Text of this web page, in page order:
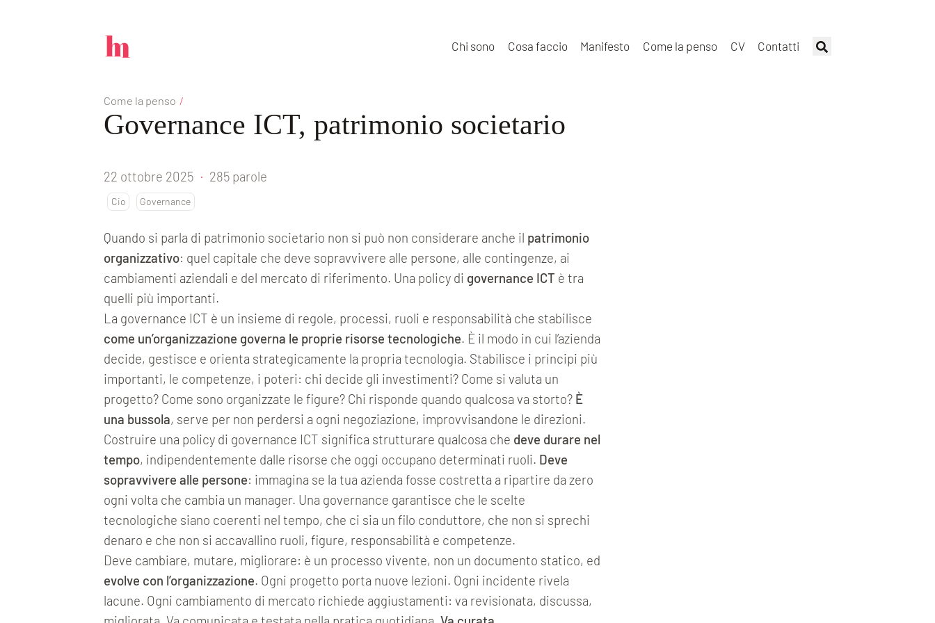
Chi sono Cosa faccio Manifesto Come la penso CV Contatti
Come la penso /
Governance ICT, patrimonio societario
22 ottobre 2025 · 285 parole
Cio Governance
Quando si parla di patrimonio societario non si può non considerare anche il patrimonio
organizzativo: quel capitale che deve sopravvivere alle persone, alle contingenze, ai
cambiamenti aziendali e del mercato di riferimento. Una policy di governance ICT è tra
quelli più importanti.
La governance ICT è un insieme di regole, processi, ruoli e responsabilità che stabilisce
come un’organizzazione governa le proprie risorse tecnologiche. È il modo in cui l’azienda
decide, gestisce e orienta strategicamente la propria tecnologia. Stabilisce i principi più
importanti, le competenze, i poteri: chi decide gli investimenti? Come si valuta un
progetto? Come sono organizzate le figure? Chi risponde quando qualcosa va storto? È
una bussola, serve per non perdersi a ogni negoziazione, improvvisandone le direzioni.
Costruire una policy di governance ICT significa strutturare qualcosa che deve durare nel
tempo, indipendentemente dalle risorse che oggi occupano determinati ruoli. Deve
sopravvivere alle persone: immagina se la tua azienda fosse costretta a ripartire da zero
ogni volta che cambia un manager. Una governance garantisce che le scelte
tecnologiche siano coerenti nel tempo, che ci sia un filo conduttore, che non si sprechi
denaro e che non si accavallino ruoli, figure, responsabilità e competenze.
Deve cambiare, mutare, migliorare: è un processo vivente, non un documento statico, ed
evolve con l’organizzazione. Ogni progetto porta nuove lezioni. Ogni incidente rivela
lacune. Ogni cambiamento di mercato richiede aggiustamenti: va revisionata, discussa,